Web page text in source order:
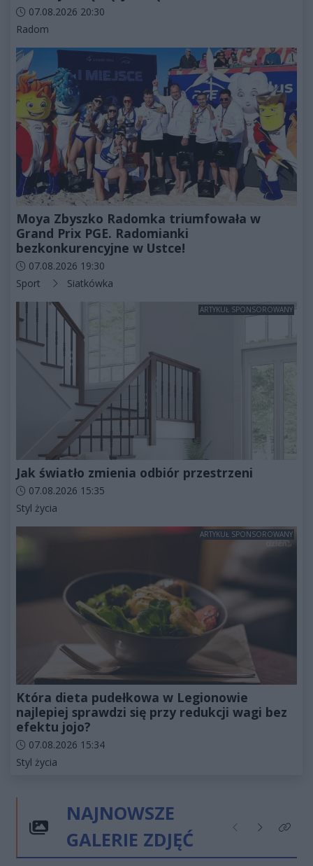
Data dodania artykułu:
07.08.2026 20:30
Kategorie artykułu:
Radom
Moya Zbyszko Radomka triumfowała w
Grand Prix PGE. Radomianki
bezkonkurencyjne w Ustce!
Data dodania artykułu:
07.08.2026 19:30
Kategorie artykułu:
Sport Siatkówka
ARTYKUŁ SPONSOROWANY
Jak światło zmienia odbiór przestrzeni
Data dodania artykułu:
07.08.2026 15:35
Kategorie artykułu:
Styl życia
ARTYKUŁ SPONSOROWANY
Która dieta pudełkowa w Legionowie
najlepiej sprawdzi się przy redukcji wagi bez
efektu jojo?
Data dodania artykułu:
07.08.2026 15:34
Kategorie artykułu:
Styl życia
NAJNOWSZE
GALERIE ZDJĘĆ
Poprzednie
NastępneKliknij